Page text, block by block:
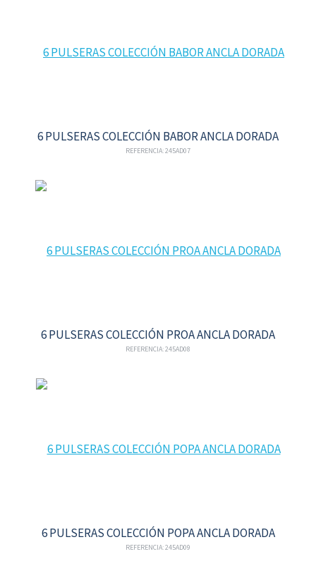
6 PULSERAS COLECCIÓN BABOR ANCLA DORADA
REFERENCIA: 245AD07
6 PULSERAS COLECCIÓN PROA ANCLA DORADA
REFERENCIA: 245AD08
6 PULSERAS COLECCIÓN POPA ANCLA DORADA
REFERENCIA: 245AD09